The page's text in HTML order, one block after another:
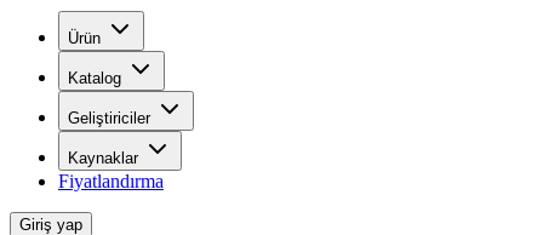
Ürün
Katalog
Geliştiriciler
Kaynaklar
Fiyatlandırma
Giriş yap